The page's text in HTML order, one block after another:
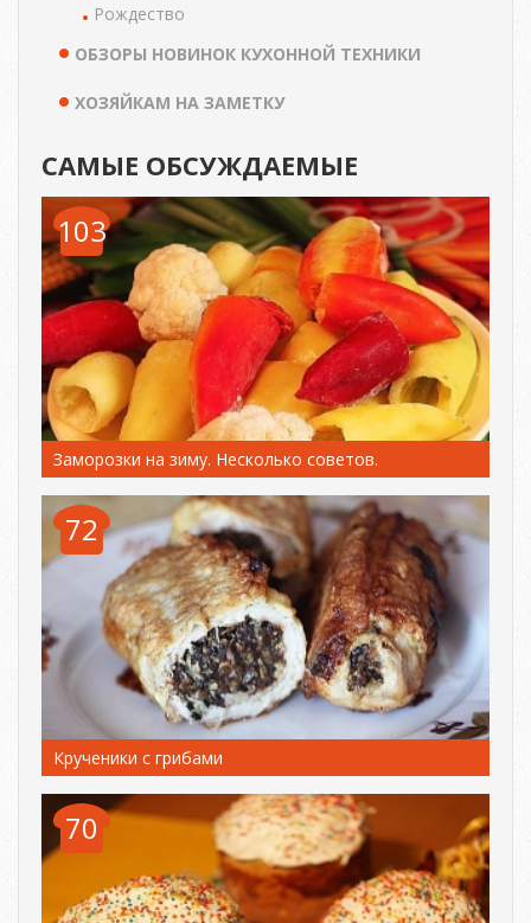
Рождество
ОБЗОРЫ НОВИНОК КУХОННОЙ ТЕХНИКИ
ХОЗЯЙКАМ НА ЗАМЕТКУ
САМЫЕ ОБСУЖДАЕМЫЕ
103
Заморозки на зиму. Несколько советов.
72
Крученики с грибами
70